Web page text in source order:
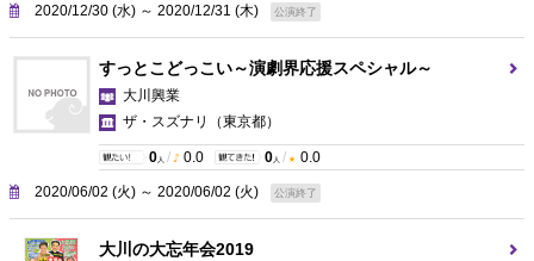
2020/12/30 (水) ～ 2020/12/31 (木) 公演終了
すっとこどっこい～演劇界応援スペシャル～
大川興業
ザ・スズナリ
（東京都）
0 人 / 0.0 0 人 / 0.0
2020/06/02 (火) ～ 2020/06/02 (火) 公演終了
大川の大忘年会2019